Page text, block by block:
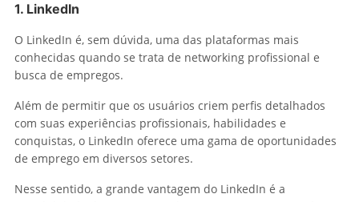
1. LinkedIn
O LinkedIn é, sem dúvida, uma das plataformas mais
conhecidas quando se trata de networking profissional e
busca de empregos.
Além de permitir que os usuários criem perfis detalhados
com suas experiências profissionais, habilidades e
conquistas, o LinkedIn oferece uma gama de oportunidades
de emprego em diversos setores.
Nesse sentido, a grande vantagem do LinkedIn é a